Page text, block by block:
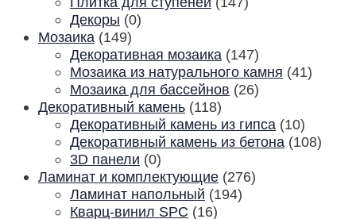
Декоры (0)
Мозаика (149)
Декоративная мозаика (147)
Мозаика из натурального камня (41)
Мозаика для бассейнов (26)
Декоративный камень (118)
Декоративный камень из гипса (10)
Декоративный камень из бетона (108)
3D панели (0)
Ламинат и комплектующие (276)
Ламинат напольный (194)
Кварц-винил SPC (16)